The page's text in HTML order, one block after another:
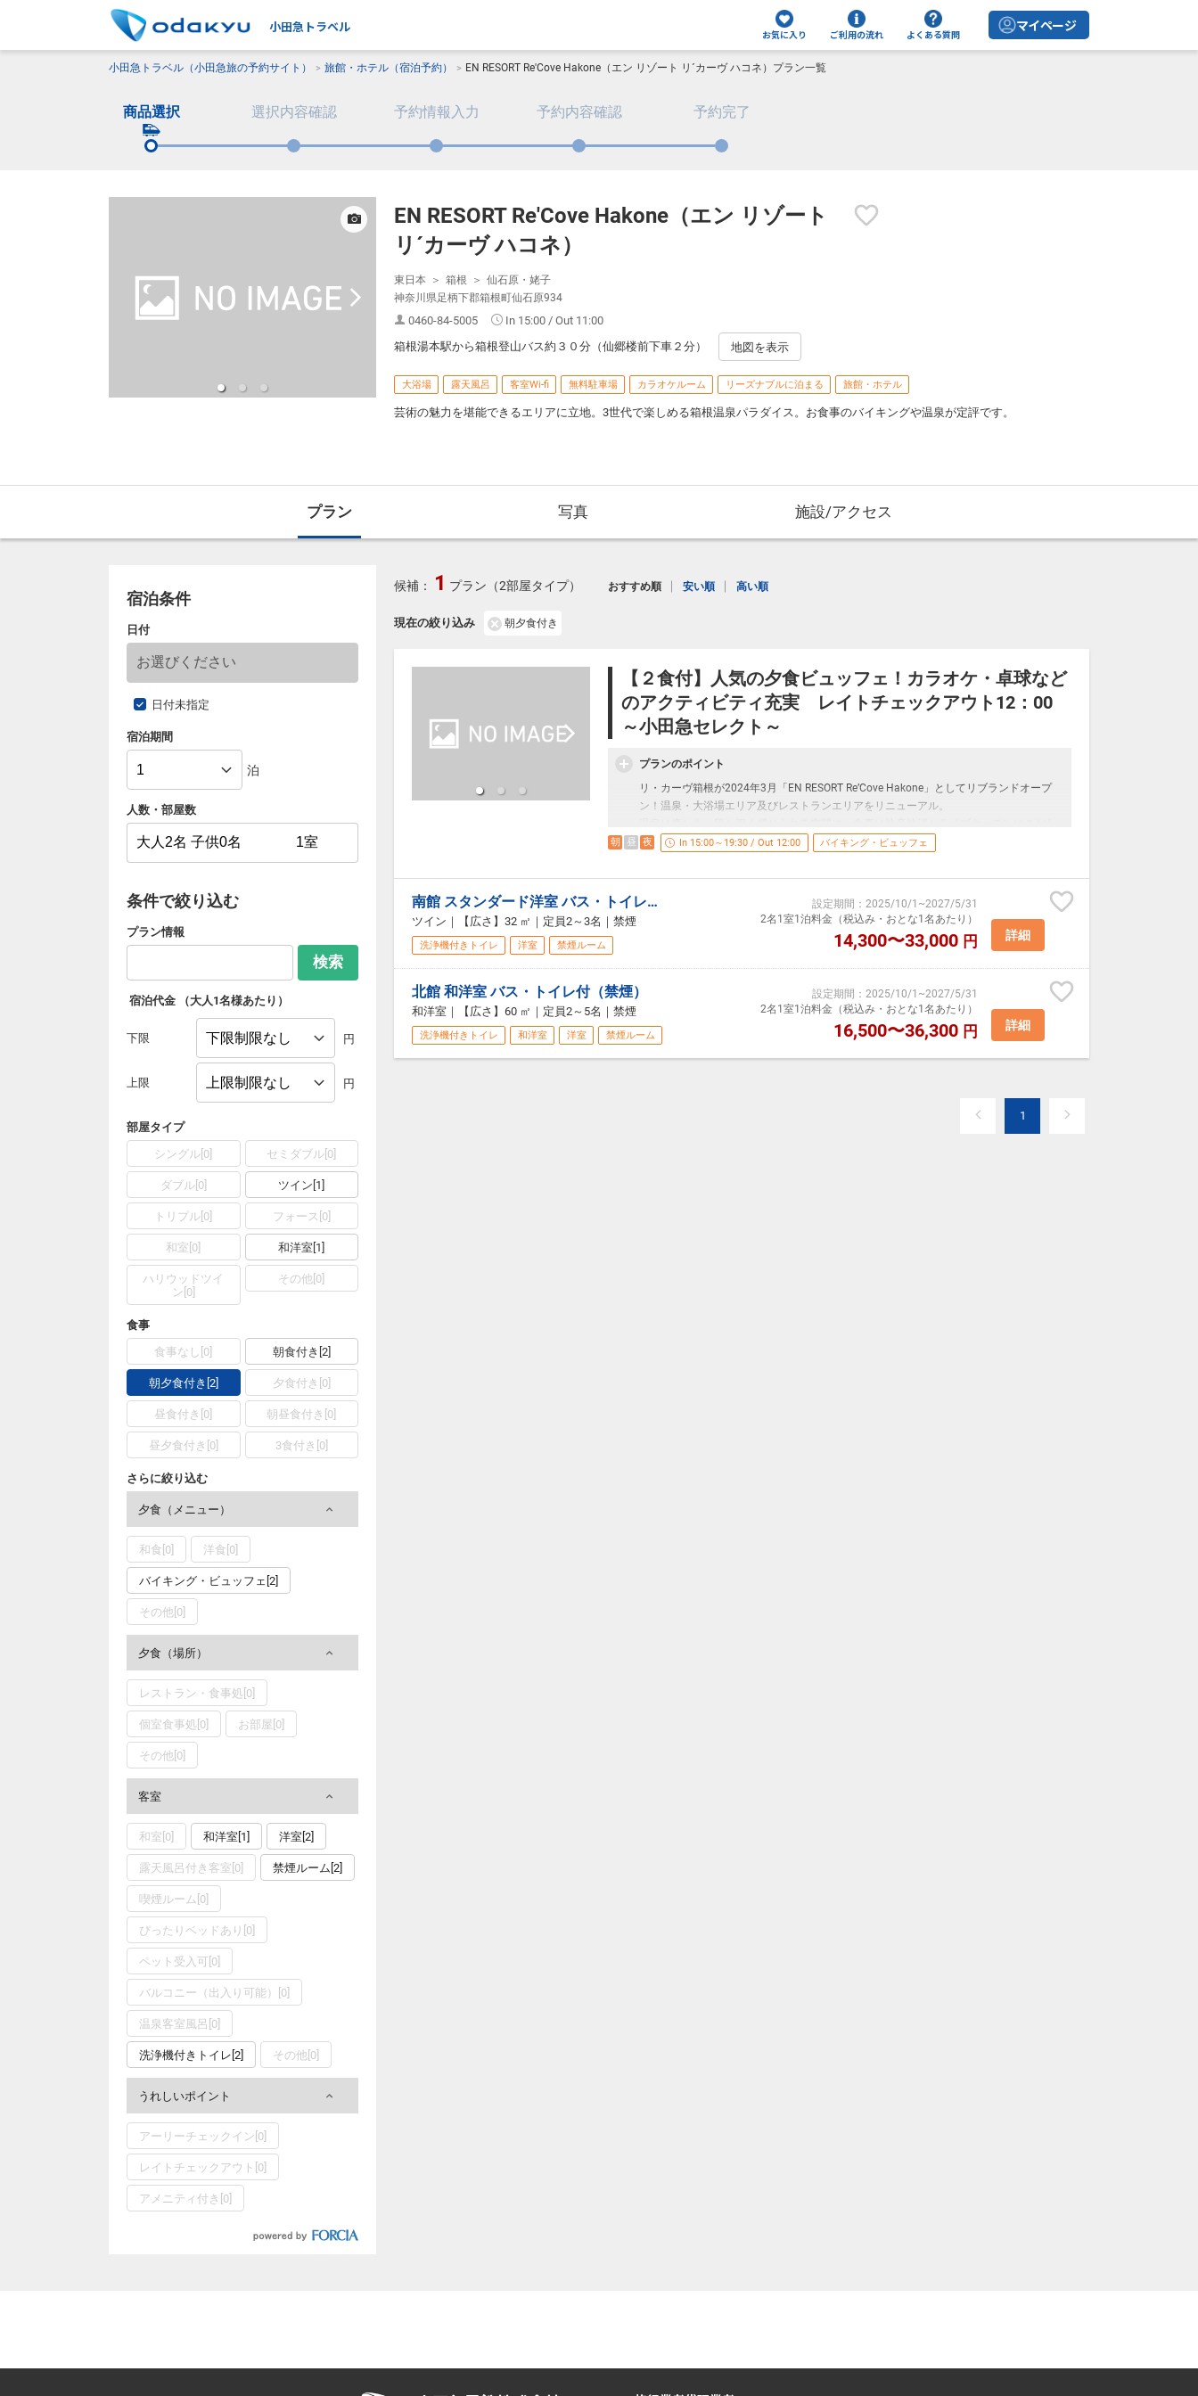
小田急トラベル お気に入り ご利用の流れ よくある質問 マイページ
小田急トラベル（小田急旅の予約サイト） 旅館・ホテル（宿泊予約） EN RESORT Re'Cove Hakone（エン リゾート リ´カーヴ ハコネ）プラン一覧
商品選択 選択内容確認 予約情報入力 予約内容確認 予約完了
EN RESORT Re'Cove Hakone（エン リゾート
リ´カーヴ ハコネ）
東日本 箱根
仙石原・姥子
神奈川県足柄下郡箱根町仙石原934
0460-84-5005
In 15:00 / Out 11:00
箱根湯本駅から箱根登山バス約３０分（仙郷楼前下車２分）
地図を表示
大浴場 露天風呂 客室Wi-fi 無料駐車場 カラオケルーム リーズナブルに泊まる 旅館・ホテル
芸術の魅力を堪能できるエリアに立地。3世代で楽しめる箱根温泉パラダイス。お食事のバイキングや温泉が定評です。
プラン 写真 施設/アクセス
宿泊条件
日付
日付未指定
宿泊期間
泊
人数・部屋数
条件で絞り込む
プラン情報
検索
宿泊代金 （大人1名様あたり）
下限 円
上限 円
部屋タイプ
シングル[0]
セミダブル[0]
ダブル[0] ツイン[1]
トリプル[0] フォース[0]
和室[0] 和洋室[1]
ハリウッドツイ
ン[0]
その他[0]
食事
食事なし[0]
朝食付き[2]
朝夕食付き[2] 夕食付き[0]
昼食付き[0] 朝昼食付き[0]
昼夕食付き[0] 3食付き[0]
さらに絞り込む
夕食（メニュー）
和食[0] 洋食[0]
バイキング・ビュッフェ[2]
その他[0]
夕食（場所）
レストラン・食事処[0]
個室食事処[0] お部屋[0]
その他[0]
客室
和室[0] 和洋室[1] 洋室[2]
露天風呂付き客室[0] 禁煙ルーム[2]
喫煙ルーム[0]
ぴったりベッドあり[0]
ペット受入可[0]
バルコニー（出入り可能）[0]
温泉客室風呂[0]
洗浄機付きトイレ[2] その他[0]
うれしいポイント
アーリーチェックイン[0]
レイトチェックアウト[0]
アメニティ付き[0]
現在の絞り込み 朝夕食付き
候補： 1 プラン（2部屋タイプ） おすすめ順 安い順 高い順
【２食付】人気の夕食ビュッフェ！カラオケ・卓球など
のアクティビティ充実 レイトチェックアウト12：00
～小田急セレクト～
プランのポイント
リ・カーヴ箱根が2024年3月「EN RESORT Re’Cove Hakone」としてリブランドオープ
ン！温泉・大浴場エリア及びレストランエリアをリニューアル。
りエンターテインメントに溢れ、思い出と記憶に残るお食事をご提供できる空間として
これまで以上にファミリー層、3 世代旅行のお客様にご満足いただけるよう、ホテル全
名物のアスパラ１本揚げやシュラスコが人気の夕食ビュッフェが好評です。
・ミネラルウォーターおひとり様につき1本付（お部屋に用意）
・アルコール類飲み放題100分おひとり様3,000円（夕食開始時にレストラン受付にお申
朝 昼 夜 In 15:00～19:30 / Out 12:00 バイキング・ビュッフェ
南館 スタンダード洋室 バス・トイレ付（禁煙）
ツイン ｜ 【広さ】32 ㎡ ｜ 定員2～3名 ｜ 禁煙
洗浄機付きトイレ 洋室 禁煙ルーム
設定期間 ： 2025/10/1 ~2027/5/31
2名1室1泊料金（税込み・おとな1名あたり）
14,300〜33,000 円 詳細
北館 和洋室 バス・トイレ付（禁煙）
和洋室 ｜ 【広さ】60 ㎡ ｜ 定員2～5名 ｜ 禁煙
洗浄機付きトイレ 和洋室 洋室 禁煙ルーム
設定期間 ： 2025/10/1 ~2027/5/31
2名1室1泊料金（税込み・おとな1名あたり）
16,500〜36,300 円 詳細
1